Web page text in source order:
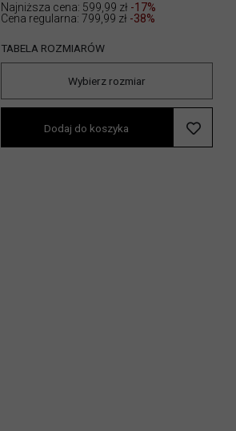
Najniższa cena: 599,99 zł -17%
Cena regularna: 799,99 zł -38%
TABELA ROZMIARÓW
Wybierz rozmiar
Dodaj do koszyka